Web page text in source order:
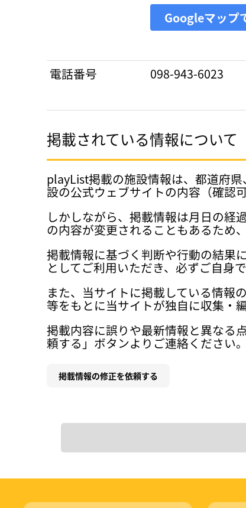
Googleマップ
電話番号 098-943-6023
掲載されている情報について
playList掲載の施設情報は、都道府
設の公式ウェブサイトの内容（確認
しかしながら、掲載情報は月日の経
の内容が変更されることもあるため
掲載情報に基づく判断や行動の結果
としてご利用いただき、必ずご自身
また、当サイトに掲載している情報
等をもとに当サイトが独自に収集・
掲載内容に誤りや最新情報と異なる
頼する」ボタンよりご連絡ください
掲載情報の修正を依頼する